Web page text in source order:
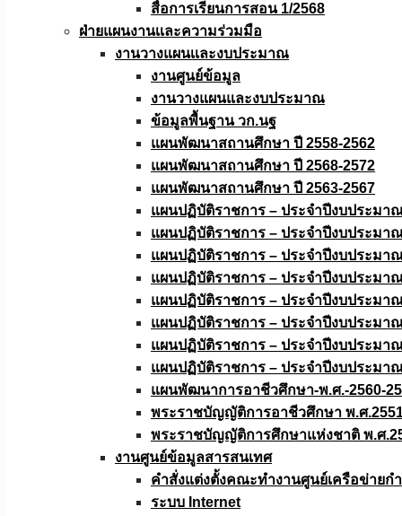
สื่อการเรียนการสอน 1/2568
ฝ่ายแผนงานเเละความร่วมมือ
งานวางแผนเเละงบประมาณ
งานศูนย์ข้อมูล
งานวางแผนและงบประมาณ
ข้อมูลพื้นฐาน วก.นฐ
แผนพัฒนาสถานศึกษา ปี 2558-2562
แผนพัฒนาสถานศึกษา ปี 2568-2572
แผนพัฒนาสถานศึกษา ปี 2563-2567
แผนปฏิบัติราชการ – ประจำปีงบประมา
แผนปฏิบัติราชการ – ประจำปีงบประมา
แผนปฏิบัติราชการ – ประจำปีงบประมา
แผนปฏิบัติราชการ – ประจำปีงบประมา
แผนปฏิบัติราชการ – ประจำปีงบประมา
แผนปฏิบัติราชการ – ประจำปีงบประมา
แผนปฏิบัติราชการ – ประจำปีงบประมา
แผนปฏิบัติราชการ – ประจำปีงบประมา
แผนพัฒนาการอาชีวศึกษา-พ.ศ.-2560-
พระราชบัญญัติการอาชีวศึกษา พ.ศ
พระราชบัญญัติการศึกษาแห่งชาติ พ.ศ
งานศูนย์ข้อมูลสารสนเทศ
คำสั่งแต่งตั้งคณะทำงานศูนย์เครือข่าย
ระบบ Internet